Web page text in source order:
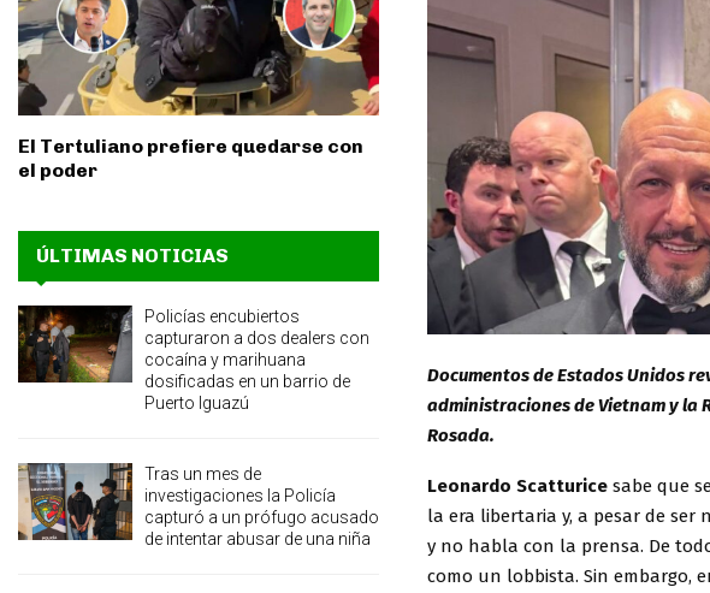
Documentos de Estados Unidos
administraciones de Vietnam y la
Rosada.
Leonardo Scatturice sabe que
la era libertaria y, a pesar de
y no habla con la prensa. De
como un lobbista. Sin embargo,
El Tertuliano prefiere quedarse con
el poder
ÚLTIMAS NOTICIAS
Policías encubiertos
capturaron a dos dealers con
cocaína y marihuana
dosificadas en un barrio de
Puerto Iguazú
Tras un mes de
investigaciones la Policía
capturó a un prófugo acusado
de intentar abusar de una niña